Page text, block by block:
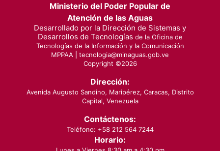
Ministerio del Poder Popular de
Atención de las Aguas
Desarrollado por la Dirección de Sistemas y
Desarrollos de Tecnologías de la Oficina de
Tecnologías de la Información y la Comunicación
MPPAA | tecnologia@minaguas.gob.ve
Copyright ©2026
Dirección:
Avenida Augusto Sandino, Maripérez, Caracas, Distrito
Capital, Venezuela
Contáctenos:
Teléfono: +58 212 564 7244
Horario: